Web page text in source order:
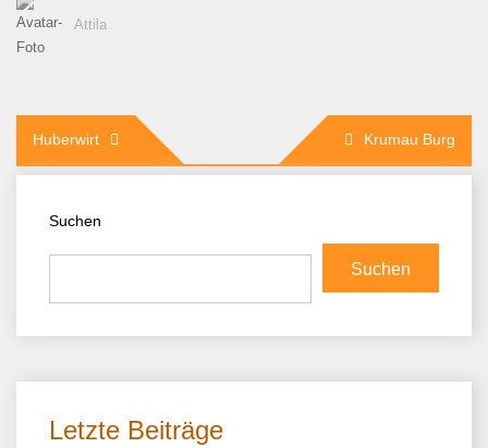
Attila
Beitragsnavigation
Huberwirt Krumau Burg
Suchen
Suchen
Letzte Beiträge